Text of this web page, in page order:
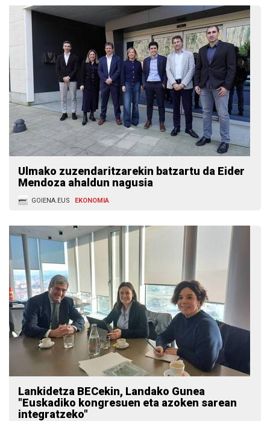
Ulmako zuzendaritzarekin batzartu da Eider
Mendoza ahaldun nagusia
GOIENA.EUS EKONOMIA
Lankidetza BECekin, Landako Gunea
"Euskadiko kongresuen eta azoken sarean
integratzeko"